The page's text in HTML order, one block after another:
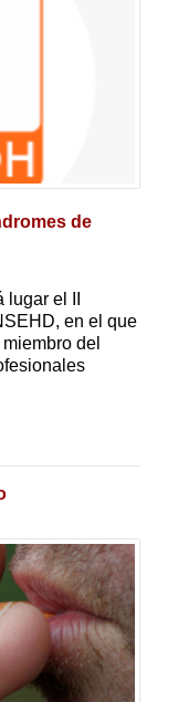
de
el II
en el que
del